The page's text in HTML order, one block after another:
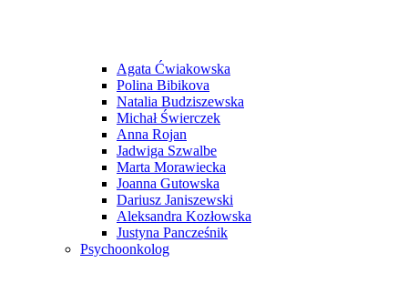
Agata Ćwiakowska
Polina Bibikova
Natalia Budziszewska
Michał Świerczek
Anna Rojan
Jadwiga Szwalbe
Marta Morawiecka
Joanna Gutowska
Dariusz Janiszewski
Aleksandra Kozłowska
Justyna Pancześnik
Psychoonkolog